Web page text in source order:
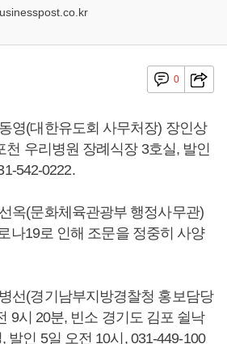
0
영(대한유도회 사무처장) 장인상
천 우리병원 장례식장 3호실, 발인
542-0222.
옥(문화체육관광부 행정사무관)
나19로 인해 조문을 정중히 사양
선(경기남부지방경찰청 홍보담당
9시 20분, 빈소 경기도 김포 쉴낙
발인 5일 오전 10시, 031-449-100